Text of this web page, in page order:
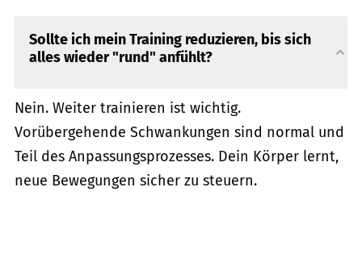
Sollte ich mein Training reduzieren, bis sich
alles wieder "rund" anfühlt?
Nein. Weiter trainieren ist wichtig.
Vorübergehende Schwankungen sind normal und
Teil des Anpassungsprozesses. Dein Körper lernt,
neue Bewegungen sicher zu steuern.